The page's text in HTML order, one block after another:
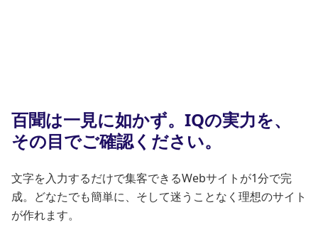
百聞は一見に如かず。IQの実力を、
その目でご確認ください。
文字を入力するだけで集客できるWebサイトが1分で完
成。どなたでも簡単に、そして迷うことなく理想のサイト
が作れます。